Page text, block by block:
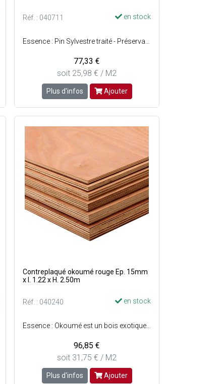
Réf. : 040711 en stock
77,33 €
soit 25,98 € / M2
Plus d'infos Ajouter
Contreplaqué okoumé rouge Ep. 15mm
x l. 1.22 x H. 2.50m
Réf. : 040240 en stock
96,85 €
soit 31,75 € / M2
Plus d'infos Ajouter